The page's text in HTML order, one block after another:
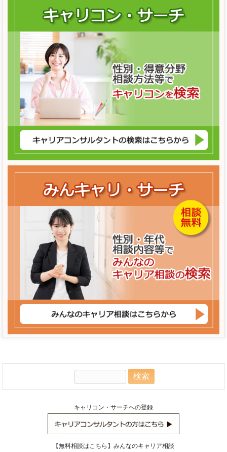
キャリコン・サーチへの登録
【無料相談はこちら】みんなのキャリア相談